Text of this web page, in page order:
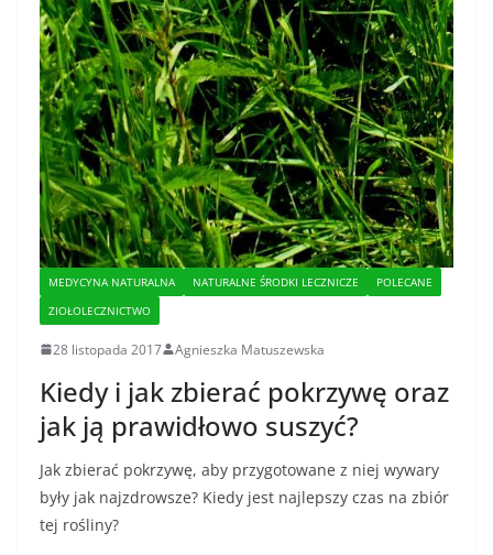
MEDYCYNA NATURALNA NATURALNE ŚRODKI LECZNICZE
POLECANE
ZIOŁOLECZNICTWO
28 listopada 2017 Agnieszka Matuszewska
Kiedy i jak zbierać pokrzywę oraz
jak ją prawidłowo suszyć?
Jak zbierać pokrzywę, aby przygotowane z niej wywary
były jak najzdrowsze? Kiedy jest najlepszy czas na zbiór
tej rośliny?